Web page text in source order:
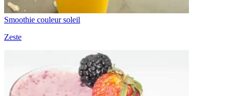
Smoothie couleur soleil
Zeste